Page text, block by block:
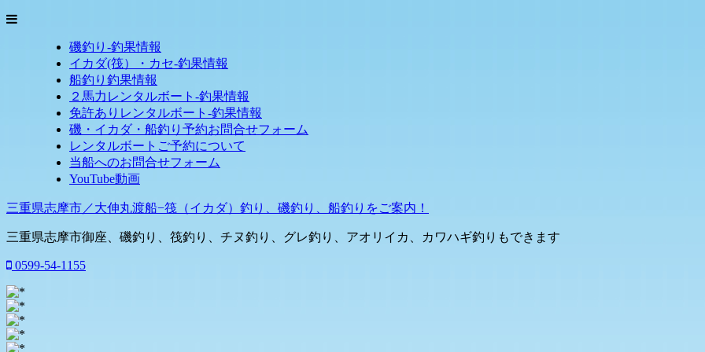
磯釣り-釣果情報
イカダ(筏）・カセ-釣果情報
船釣り釣果情報
２馬力レンタルボート-釣果情報
免許ありレンタルボート-釣果情報
磯・イカダ・船釣り予約お問合せフォーム
レンタルボートご予約について
当船へのお問合せフォーム
YouTube動画
三重県志摩市／大伸丸渡船−筏（イカダ）釣り、磯釣り、船釣りをご案内！
三重県志摩市御座、磯釣り、筏釣り、チヌ釣り、グレ釣り、アオリイカ、カワハギ釣りもできます
0599-54-1155